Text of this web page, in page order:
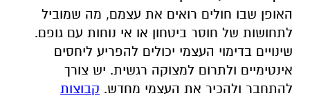
האופן שבו חולים רואים את עצמם, מה שמוביל
לתחושות של חוסר ביטחון או אי נוחות עם גופם.
שינויים בדימוי העצמי יכולים להפריע ליחסים
אינטימיים ולתרום למצוקה רגשית. יש צורך
להתחבר ולהכיר את העצמי מחדש. קבוצות